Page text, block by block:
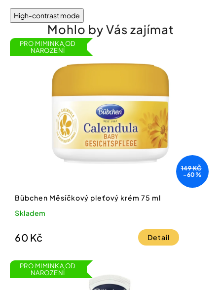
High-contrast mode
Mohlo by Vás zajímat
PRO MIMINKA OD
NAROZENÍ
149 KČ
-60%
Bübchen Měsíčkový pleťový krém 75 ml
Skladem
60 Kč Detail
PRO MIMINKA OD
NAROZENÍ